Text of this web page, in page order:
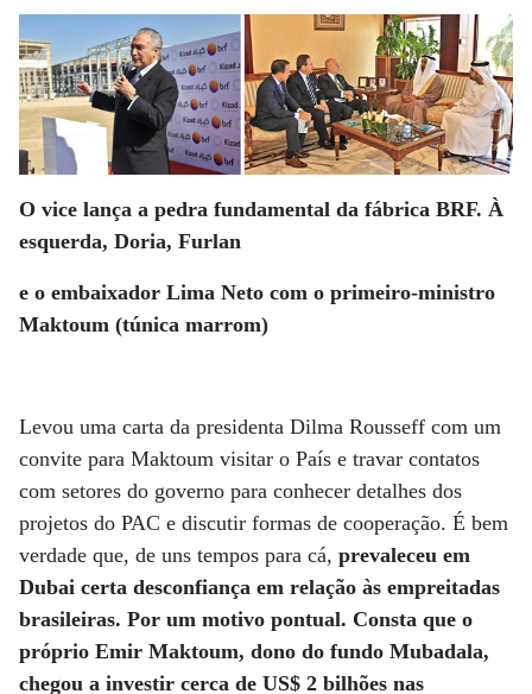
O vice lança a pedra fundamental da fábrica BRF. À
esquerda, Doria, Furlan
e o embaixador Lima Neto com o primeiro-ministro
Maktoum (túnica marrom)
Levou uma carta da presidenta Dilma Rousseff com um
convite para Maktoum visitar o País e travar contatos
com setores do governo para conhecer detalhes dos
projetos do PAC e discutir formas de cooperação. É bem
verdade que, de uns tempos para cá, prevaleceu em
Dubai certa desconfiança em relação às empreitadas
brasileiras. Por um motivo pontual. Consta que o
próprio Emir Maktoum, dono do fundo Mubadala,
chegou a investir cerca de US$ 2 bilhões nas